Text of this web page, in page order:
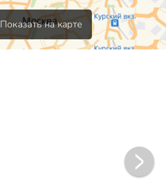
Показать на карте